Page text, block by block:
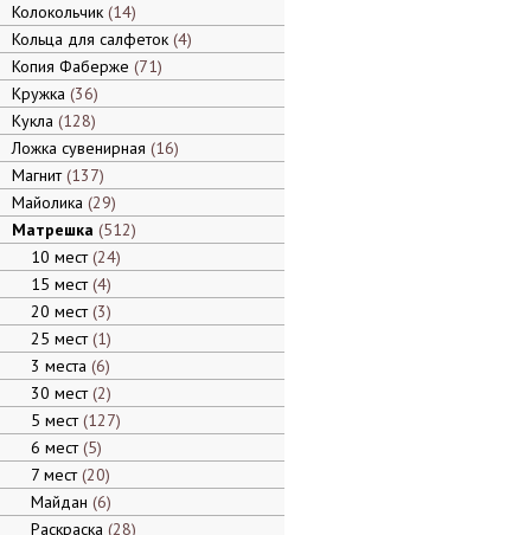
Колокольчик 14
Кольца для салфеток 4
Копия Фаберже 71
Кружка 36
Кукла 128
Ложка сувенирная 16
Магнит 137
Майолика 29
Матрешка 512
10 мест 24
15 мест 4
20 мест 3
25 мест 1
3 места 6
30 мест 2
5 мест 127
6 мест 5
7 мест 20
Майдан 6
Раскраска 28